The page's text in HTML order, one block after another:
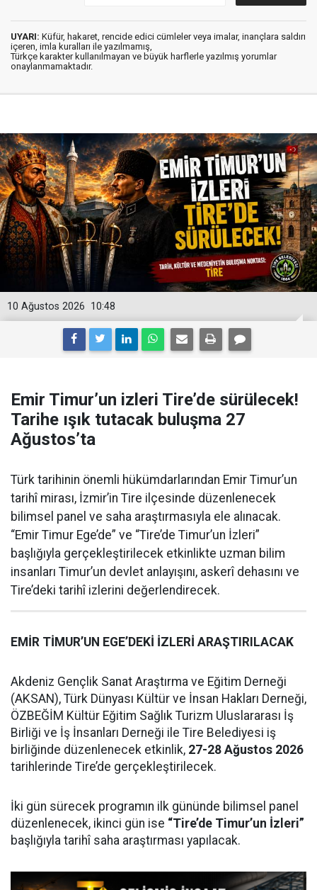
UYARI: Küfür, hakaret, rencide edici cümleler veya imalar, inançlara saldırı
içeren, imla kuralları ile yazılmamış,
Türkçe karakter kullanılmayan ve büyük harflerle yazılmış yorumlar
onaylanmamaktadır.
10:48
10 Ağustos 2026
Emir Timur’un izleri Tire’de sürülecek!
Tarihe ışık tutacak buluşma 27
Ağustos’ta
Türk tarihinin önemli hükümdarlarından Emir Timur’un
tarihî mirası, İzmir’in Tire ilçesinde düzenlenecek
bilimsel panel ve saha araştırmasıyla ele alınacak.
“Emir Timur Ege’de” ve “Tire’de Timur’un İzleri”
başlığıyla gerçekleştirilecek etkinlikte uzman bilim
insanları Timur’un devlet anlayışını, askerî dehasını ve
Tire’deki tarihî izlerini değerlendirecek.
EMİR TİMUR’UN EGE’DEKİ İZLERİ ARAŞTIRILACAK
Akdeniz Gençlik Sanat Araştırma ve Eğitim Derneği
(AKSAN), Türk Dünyası Kültür ve İnsan Hakları Derneği,
ÖZBEĞİM Kültür Eğitim Sağlık Turizm Uluslararası İş
Birliği ve İş İnsanları Derneği ile Tire Belediyesi iş
birliğinde düzenlenecek etkinlik, 27-28 Ağustos 2026
tarihlerinde Tire’de gerçekleştirilecek.
İki gün sürecek programın ilk gününde bilimsel panel
düzenlenecek, ikinci gün ise “Tire’de Timur’un İzleri”
başlığıyla tarihî saha araştırması yapılacak.